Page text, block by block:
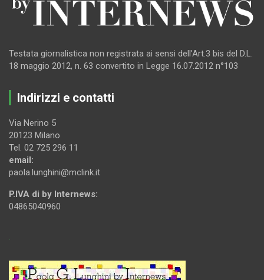
Testata giornalistica non registrata ai sensi dell’Art.3 bis del D.L.
18 maggio 2012, n. 63 convertito in Legge 16.07.2012 n°103
Indirizzi e contatti
Via Nerino 5
20123 Milano
Tel. 02 725 296 11
email:
paola.lunghini@mclink.it
P.IVA di by Internews:
04865040960
.